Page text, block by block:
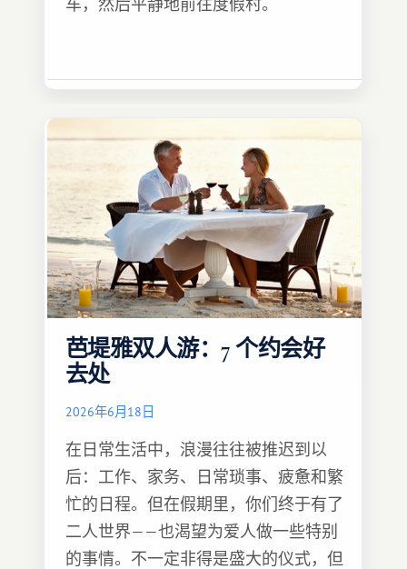
芭堤雅双人游：7 个约会好
去处
2026年6月18日
在日常生活中，浪漫往往被推迟到以
后：工作、家务、日常琐事、疲惫和繁
忙的日程。但在假期里，你们终于有了
二人世界——也渴望为爱人做一些特别
的事情。不一定非得是盛大的仪式，但